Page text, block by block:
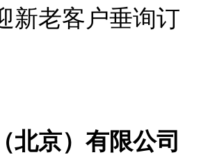
新老客户垂询订
北京）有限公司